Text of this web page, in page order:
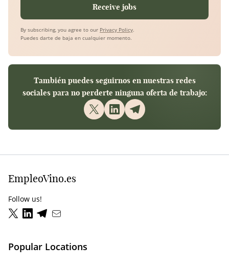
Receive jobs
By subscribing, you agree to our Privacy Policy.
Puedes darte de baja en cualquier momento.
También puedes seguirnos en nuestras redes
sociales para no perderte ninguna oferta de trabajo:
EmpleoVino.es
Follow us!
Popular Locations